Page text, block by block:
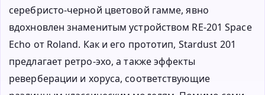
серебристо-черной цветовой гамме, явно
вдохновлен знаменитым устройством RE-201 Space
Echo от Roland. Как и его прототип, Stardust 201
предлагает ретро-эхо, а также эффекты
реверберации и хоруса, соответствующие